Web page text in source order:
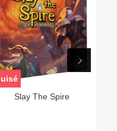
Slay The Spire